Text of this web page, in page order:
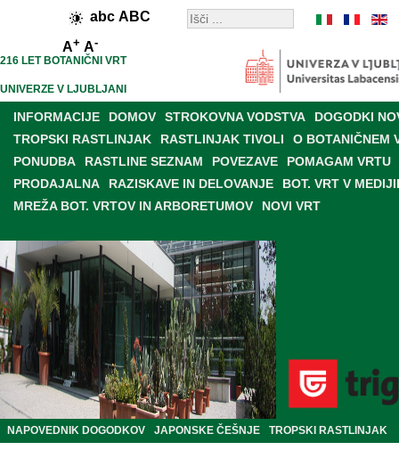
abc ABC
A+ A-
216 LET BOTANIČNI VRT
UNIVERZE V LJUBLJANI
INFORMACIJE DOMOV STROKOVNA VODSTVA
DOGODKI
TROPSKI RASTLINJAK
RASTLINJAK TIVOLI
O BOTANIČNEM
PONUDBA
RASTLINE SEZNAM POVEZAVE
POMAGAM VRTU
PRODAJALNA
RAZISKAVE IN DELOVANJE
BOT. VRT V
MREŽA BOT. VRTOV IN ARBORETUMOV
NOVI VRT
NAPOVEDNIK DOGODKOV JAPONSKE ČEŠNJE TROPSKI RASTLINJAK